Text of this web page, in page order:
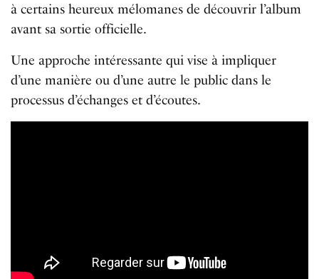
à certains heureux mélomanes de découvrir l’album
avant sa sortie officielle.
Une approche intéressante qui vise à impliquer
d’une manière ou d’une autre le public dans le
processus d’échanges et d’écoutes.